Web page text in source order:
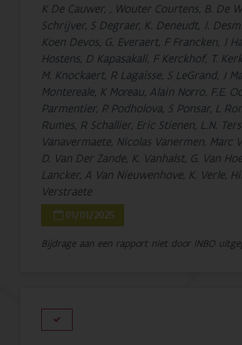
K De Cauwer, , Wouter Courtens, B. De
Schrijver, S Degraer, K. Deneudt, J.
Koen Devos, G. Everaert, F Francken, J
Hostens, D Kapasakali, F Kerckhof, T.
M. Knockaert, R Lagaisse, S LeGrand, J
Montereale, K Moreau, Alain Norro, F.E.
Parmentier, P. Podholova, S Ponsar, L
Rumes, R Schallier, Eric Stienen, L.N.
Vanavermaete, Nicolas Vanermen, Marc
D. Van Der Zande, K. Vanhalst, G. Van
Lancker, A Van Nieuwenhove, K. Verle,
Verstraete
01/01/2025
Bijdrage aan een rapport niet door INBO